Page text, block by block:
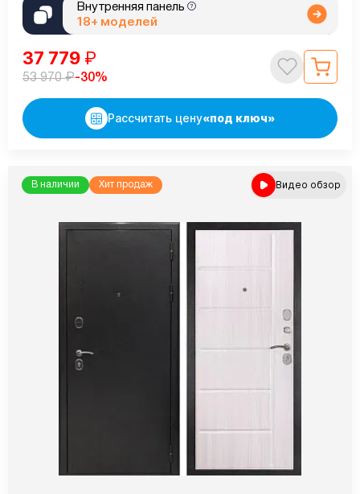
Внутренняя панель
18+ моделей
37 779 ₽
53 970₽-30%
Рассчитать цену«под ключ»
В наличии Хит продаж Видео обзор